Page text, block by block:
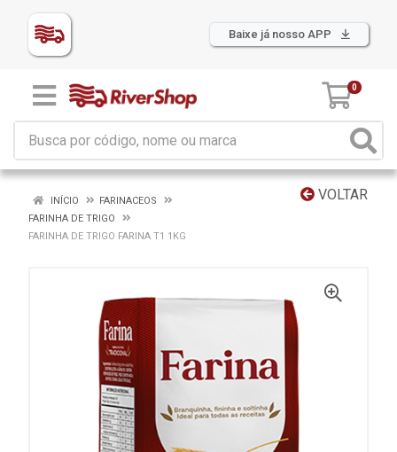
Baixe já nosso APP
0
VOLTAR
INÍCIO
FARINACEOS
FARINHA DE TRIGO
FARINHA DE TRIGO FARINA T1 1KG